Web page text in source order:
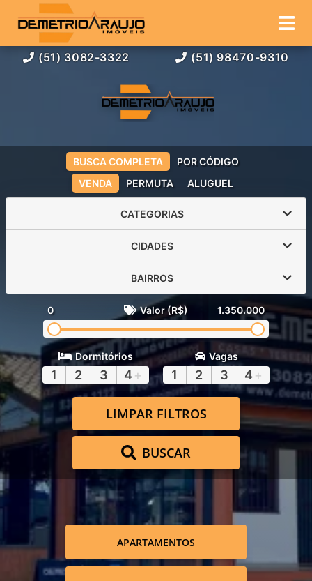
(51) 3082-3322 (51) 98470-9310
VENDA PERMUTA ALUGUEL
BUSCA COMPLETA POR CÓDIGO
CATEGORIAS
CIDADES
BAIRROS
0 Valor (R$) 1.350.000
Dormitórios
1 2 3 4 +
Vagas
1 2 3 4 +
LIMPAR FILTROS
BUSCAR
APARTAMENTOS